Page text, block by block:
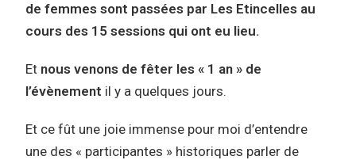
de femmes sont passées par Les Etincelles au
cours des 15 sessions qui ont eu lieu.
Et nous venons de fêter les « 1 an » de
l’évènement il y a quelques jours.
Et ce fût une joie immense pour moi d’entendre
une des « participantes » historiques parler de